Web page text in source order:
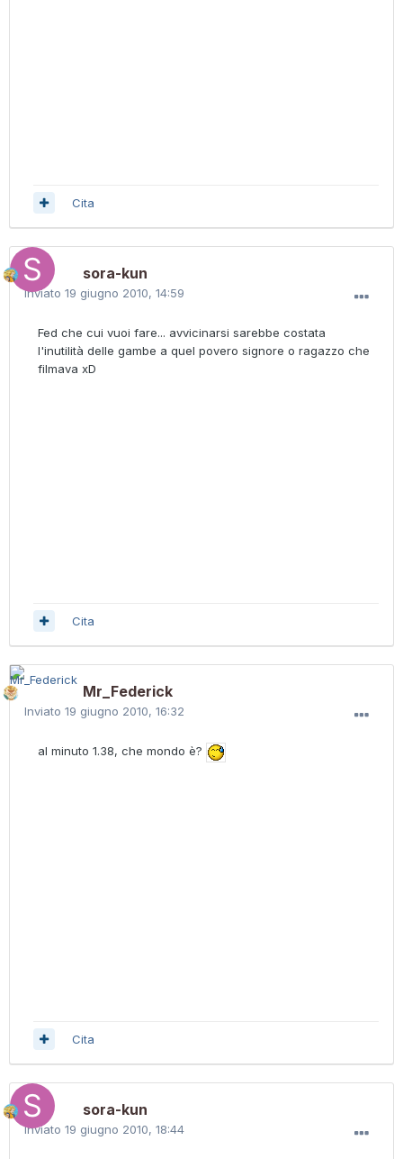
Cita
sora-kun
Inviato 19 giugno 2010, 14:59
Fed che cui vuoi fare... avvicinarsi sarebbe costata
l'inutilità delle gambe a quel povero signore o ragazzo che
filmava xD
Cita
Mr_Federick
Inviato 19 giugno 2010, 16:32
al minuto 1.38, che mondo è?
Cita
sora-kun
Inviato 19 giugno 2010, 18:44